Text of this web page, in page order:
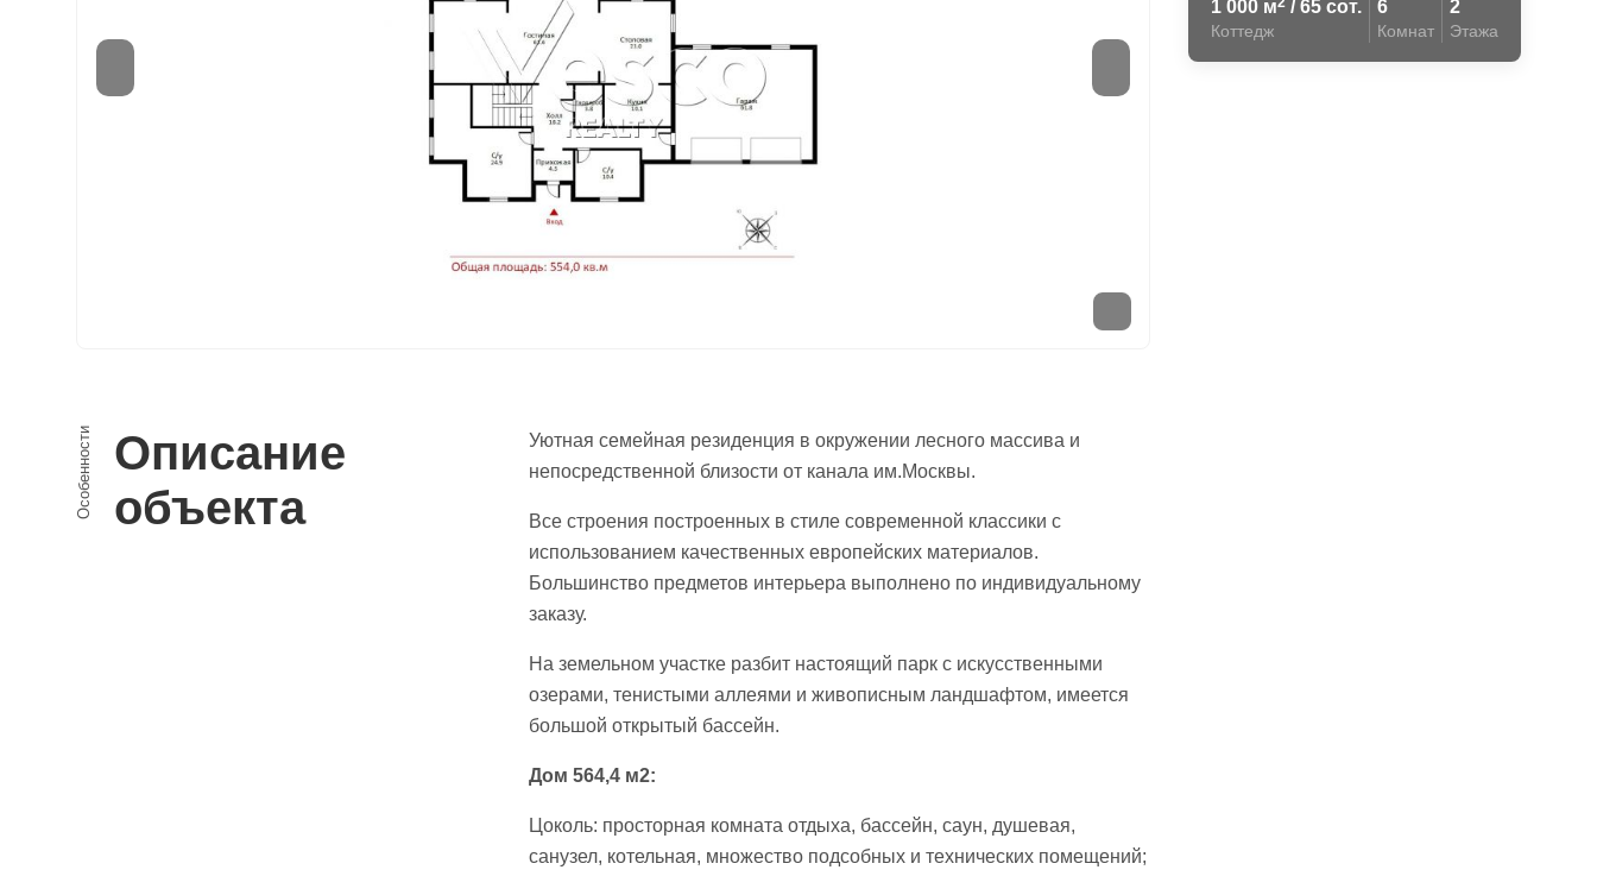
Особенности Описание
объекта
Уютная семейная резиденция в окружении лесного массива и
непосредственной близости от канала им.Москвы.
Все строения построенных в стиле современной классики с
использованием качественных европейских материалов.
Большинство предметов интерьера выполнено по индивидуальному
заказу.
На земельном участке разбит настоящий парк с искусственными
озерами, тенистыми аллеями и живописным ландшафтом, имеется
большой открытый бассейн.
Дом 564,4 м2:
Цоколь: просторная комната отдыха, бассейн, саун, душевая,
санузел, котельная, множество подсобных и технических помещений;
1 000 м / 65 сот.
Коттедж
6
Комнат
2
Этажа